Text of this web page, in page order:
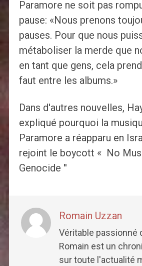
Paramore ne soit pas
pause: «Nous prenons
pauses. Pour que nous
métaboliser la merde que
en tant que gens, cela
faut entre les albums.»
Dans d'autres nouvelles,
expliqué pourquoi la
Paramore a réapparu en
rejoint le boycott « No
Genocide ''
Romain Uzzan
Véritable passionné
Romain est un
sur toute l'actualité